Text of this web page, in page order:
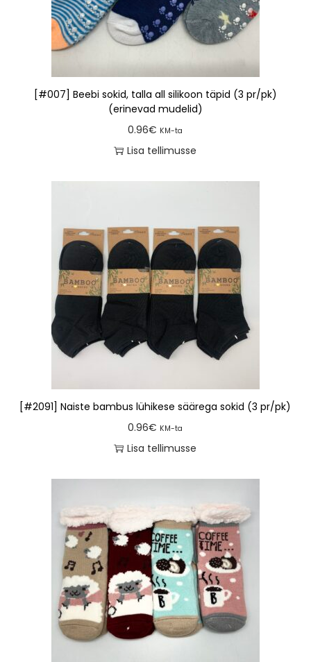
[#007] Beebi sokid, talla all silikoon täpid (3 pr/pk)
(erinevad mudelid)
0.96€ KM-ta
Lisa tellimusse
[#2091] Naiste bambus lühikese säärega sokid (3 pr/pk)
0.96€ KM-ta
Lisa tellimusse